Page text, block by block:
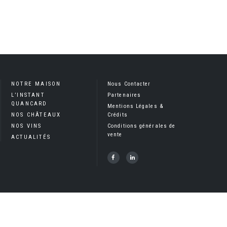
NOTRE MAISON
L’INSTANT
QUANCARD
NOS CHÂTEAUX
NOS VINS
ACTUALITÉS
Nous Contacter
Partenaires
Mentions Légales &
Crédits
Conditions générales de
vente